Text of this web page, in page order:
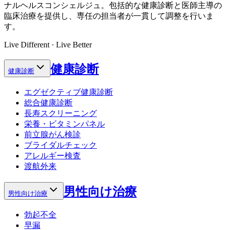
ナルヘルスコンシェルジュ。包括的な健康診断と医師主導の
臨床治療を提供し、専任の担当者が一貫して調整を行いま
す。
Live Different · Live Better
健康診断 健康診断
エグゼクティブ健康診断
総合健康診断
長寿スクリーニング
栄養・ビタミンパネル
前立腺がん検診
ブライダルチェック
アレルギー検査
渡航外来
男性向け治療 男性向け治療
勃起不全
早漏